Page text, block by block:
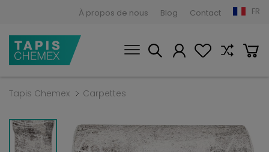
À propos de nous Blog Contact FR
Tapis Chemex Carpettes